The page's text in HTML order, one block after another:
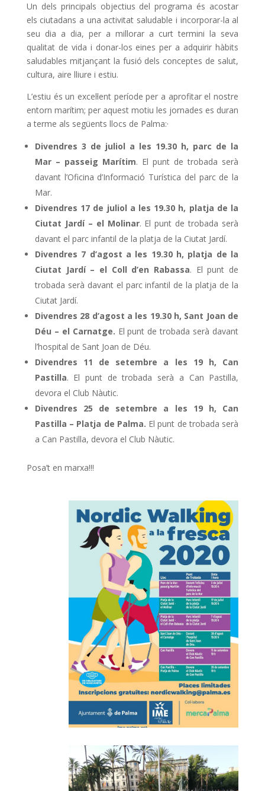
Un dels principals objectius del programa és acostar
els ciutadans a una activitat saludable i incorporar-la al
seu dia a dia, per a millorar a curt termini la seva
qualitat de vida i donar-los eines per a adquirir hàbits
saludables mitjançant la fusió dels conceptes de salut,
cultura, aire lliure i estiu.
L’estiu és un excel·lent període per a aprofitar el nostre
entorn marítim; per aquest motiu les jornades es duran
a terme als següents llocs de Palma:·
Divendres 3 de juliol a les 19.30 h, parc de la
Mar – passeig Marítim. El punt de trobada serà
davant l’Oficina d’Informació Turística del parc de la
Mar.
Divendres 17 de juliol a les 19.30 h, platja de la
Ciutat Jardí – el Molinar. El punt de trobada serà
davant el parc infantil de la platja de la Ciutat Jardí.
Divendres 7 d’agost a les 19.30 h, platja de la
Ciutat Jardí – el Coll d’en Rabassa. El punt de
trobada serà davant el parc infantil de la platja de la
Ciutat Jardí.
Divendres 28 d’agost a les 19.30 h, Sant Joan de
Déu – el Carnatge. El punt de trobada serà davant
l’hospital de Sant Joan de Déu.
Divendres 11 de setembre a les 19 h, Can
Pastilla. El punt de trobada serà a Can Pastilla,
devora el Club Nàutic.
Divendres 25 de setembre a les 19 h, Can
Pastilla – Platja de Palma. El punt de trobada serà
a Can Pastilla, devora el Club Nàutic.
Posa’t en marxa!!!